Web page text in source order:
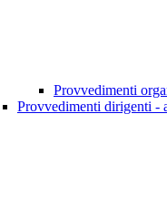
Provvedimenti
Provvedimenti dirigenti -